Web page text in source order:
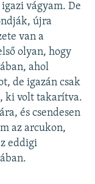
vágyam. De
újra
van a
olyan, hogy
ahol
de igazán csak
ki volt takarítva.
és csendesen
az arcukon,
eddigi